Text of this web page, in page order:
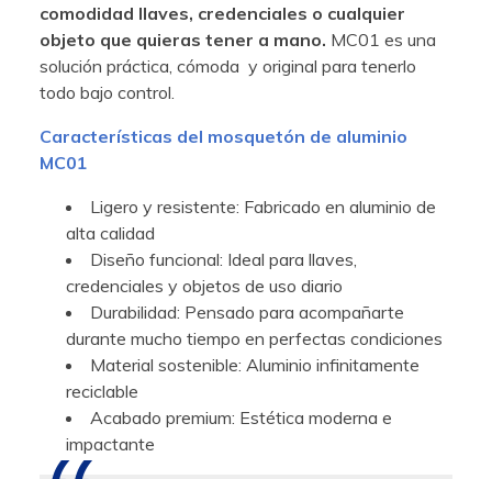
comodidad llaves, credenciales o cualquier
objeto que quieras tener a mano. MC01 es una
solución práctica, cómoda y original para tenerlo
todo bajo control.
Características del mosquetón de aluminio
MC01
Ligero y resistente: Fabricado en aluminio de
alta calidad
Diseño funcional: Ideal para llaves,
credenciales y objetos de uso diario
Durabilidad: Pensado para acompañarte
durante mucho tiempo en perfectas condiciones
Material sostenible: Aluminio infinitamente
reciclable
Acabado premium: Estética moderna e
impactante